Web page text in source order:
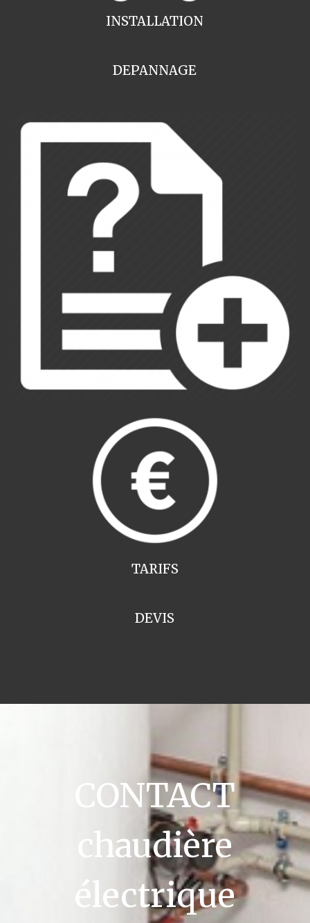
INSTALLATION
DEPANNAGE
TARIFS
DEVIS
CONTACT
chaudière
électrique